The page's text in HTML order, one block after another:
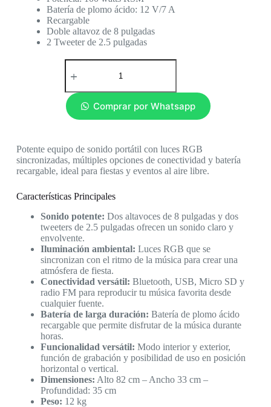
Batería de plomo ácido: 12 V/7 A
Recargable
Doble altavoz de 8 pulgadas
2 Tweeter de 2.5 pulgadas
Comprar por Whatsapp
Potente equipo de sonido portátil con luces RGB
sincronizadas, múltiples opciones de conectividad y batería
recargable, ideal para fiestas y eventos al aire libre.
Características Principales
Sonido potente: Dos altavoces de 8 pulgadas y dos
tweeters de 2.5 pulgadas ofrecen un sonido claro y
envolvente.
Iluminación ambiental: Luces RGB que se
sincronizan con el ritmo de la música para crear una
atmósfera de fiesta.
Conectividad versátil: Bluetooth, USB, Micro SD y
radio FM para reproducir tu música favorita desde
cualquier fuente.
Batería de larga duración: Batería de plomo ácido
recargable que permite disfrutar de la música durante
horas.
Funcionalidad versátil: Modo interior y exterior,
función de grabación y posibilidad de uso en posición
horizontal o vertical.
Dimensiones: Alto 82 cm – Ancho 33 cm –
Profundidad: 35 cm
Peso: 12 kg